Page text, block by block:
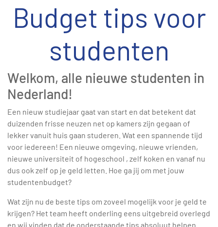
Budget tips voor
studenten
Welkom, alle nieuwe studenten in
Nederland!
Een nieuw studiejaar gaat van start en dat betekent dat
duizenden frisse neuzen net op kamers zijn gegaan of
lekker vanuit huis gaan studeren. Wat een spannende tijd
voor iedereen! Een nieuwe omgeving, nieuwe vrienden,
nieuwe universiteit of hogeschool , zelf koken en vanaf nu
dus ook zelf op je geld letten. Hoe ga jij om met jouw
studentenbudget?
Wat zijn nu de beste tips om zoveel mogelijk voor je geld te
krijgen? Het team heeft onderling eens uitgebreid overlegd
en wij vinden dat de onderstaande tips absoluut helpen.